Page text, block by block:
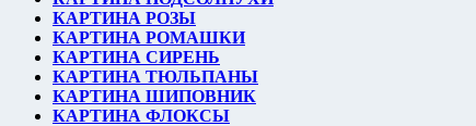
КАРТИНА РОЗЫ
КАРТИНА РОМАШКИ
КАРТИНА СИРЕНЬ
КАРТИНА ТЮЛЬПАНЫ
КАРТИНА ШИПОВНИК
КАРТИНА ФЛОКСЫ